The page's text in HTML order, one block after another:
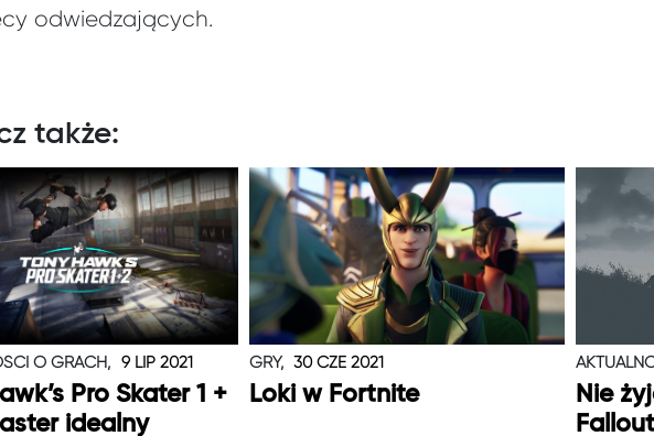
odwiedzających.
także:
O GRACH, 9 LIP 2021
Pro Skater 1 +
idealny
GRY, 30 CZE 2021
Loki w Fortnite
Nie